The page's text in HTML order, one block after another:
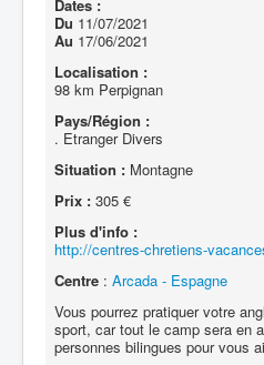
Dates :
Du 11/07/2021
Au 17/06/2021
Localisation :
98 km Perpignan
Pays/Région :
. Etranger Divers
Situation : Montagne
Prix : 305 €
Plus d'info :
http://centres-chretiens-
Centre : Arcada - Espagne
Vous pourrez pratiquer votre
sport, car tout le camp sera en
personnes bilingues pour vous